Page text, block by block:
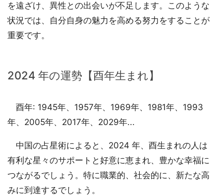
を遠ざけ、異性との出会いが不足します。このような
状況では、自分自身の魅力を高める努力をすることが
重要です。
2024 年の運勢【酉年生まれ】
酉年: 1945年、1957年、1969年、1981年、1993
年、2005年、2017年、2029年...
中国の占星術によると、2024 年、酉生まれの人は
有利な星々のサポートと好意に恵まれ、豊かな幸福に
つながるでしょう。特に職業的、社会的に、新たな高
みに到達するでしょう。